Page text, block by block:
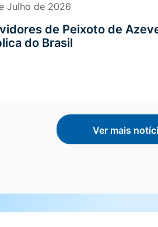
Julho de 2026
de Peixoto de
do Brasil
Ver mais